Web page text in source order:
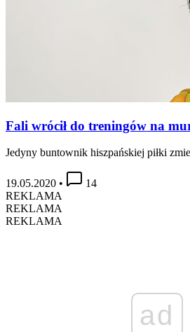
Fali wrócił do treningów na
Jedyny buntownik hiszpańskiej piłki
19.05.2020 •
14
REKLAMA
REKLAMA
REKLAMA
ad